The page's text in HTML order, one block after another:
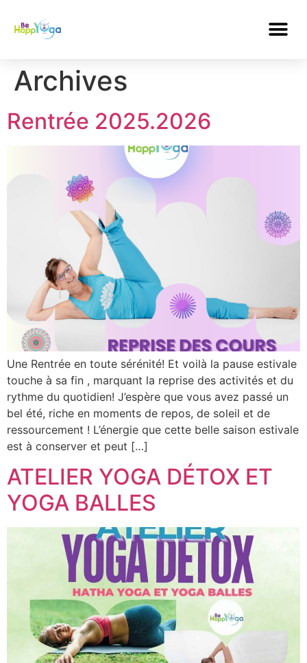
Archives
Rentrée 2025.2026
Une Rentrée en toute sérénité! Et voilà la pause estivale
touche à sa fin , marquant la reprise des activités et du
rythme du quotidien! J’espère que vous avez passé un
bel été, riche en moments de repos, de soleil et de
ressourcement ! L’énergie que cette belle saison estivale
est à conserver et peut […]
ATELIER YOGA DÉTOX ET
YOGA BALLES